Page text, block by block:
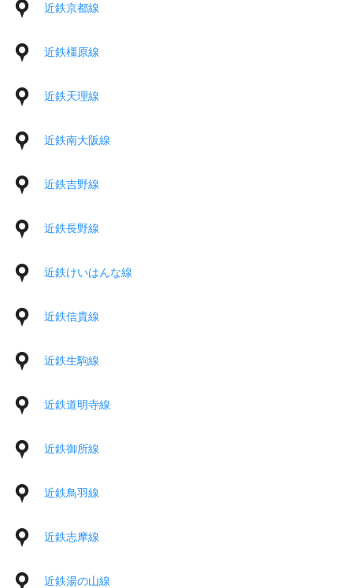
近鉄京都線
近鉄橿原線
近鉄天理線
近鉄南大阪線
近鉄吉野線
近鉄長野線
近鉄けいはんな線
近鉄信貴線
近鉄生駒線
近鉄道明寺線
近鉄御所線
近鉄鳥羽線
近鉄志摩線
近鉄湯の山線